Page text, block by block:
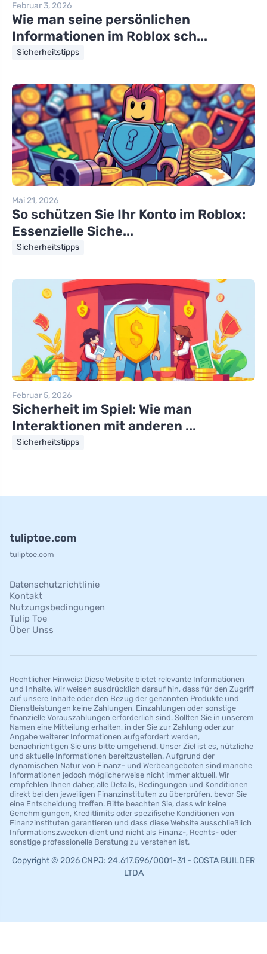
Februar 3, 2026
Wie man seine persönlichen
Informationen im Roblox sch...
Sicherheitstipps
Mai 21, 2026
So schützen Sie Ihr Konto im Roblox:
Essenzielle Siche...
Sicherheitstipps
Februar 5, 2026
Sicherheit im Spiel: Wie man
Interaktionen mit anderen ...
Sicherheitstipps
tuliptoe.com
tuliptoe.com
Datenschutzrichtlinie
Kontakt
Nutzungsbedingungen
Tulip Toe
Über Unss
Rechtlicher Hinweis: Diese Website bietet relevante Informationen
und Inhalte. Wir weisen ausdrücklich darauf hin, dass für den Zugriff
auf unsere Inhalte oder den Bezug der genannten Produkte und
Dienstleistungen keine Zahlungen, Einzahlungen oder sonstige
finanzielle Vorauszahlungen erforderlich sind. Sollten Sie in unserem
Namen eine Mitteilung erhalten, in der Sie zur Zahlung oder zur
Angabe weiterer Informationen aufgefordert werden,
benachrichtigen Sie uns bitte umgehend. Unser Ziel ist es, nützliche
und aktuelle Informationen bereitzustellen. Aufgrund der
dynamischen Natur von Finanz- und Werbeangeboten sind manche
Informationen jedoch möglicherweise nicht immer aktuell. Wir
empfehlen Ihnen daher, alle Details, Bedingungen und Konditionen
direkt bei den jeweiligen Finanzinstituten zu überprüfen, bevor Sie
eine Entscheidung treffen. Bitte beachten Sie, dass wir keine
Genehmigungen, Kreditlimits oder spezifische Konditionen von
Finanzinstituten garantieren und dass diese Website ausschließlich
Informationszwecken dient und nicht als Finanz-, Rechts- oder
sonstige professionelle Beratung zu verstehen ist.
Copyright © 2026 CNPJ: 24.617.596/0001-31 - COSTA BUILDER
LTDA